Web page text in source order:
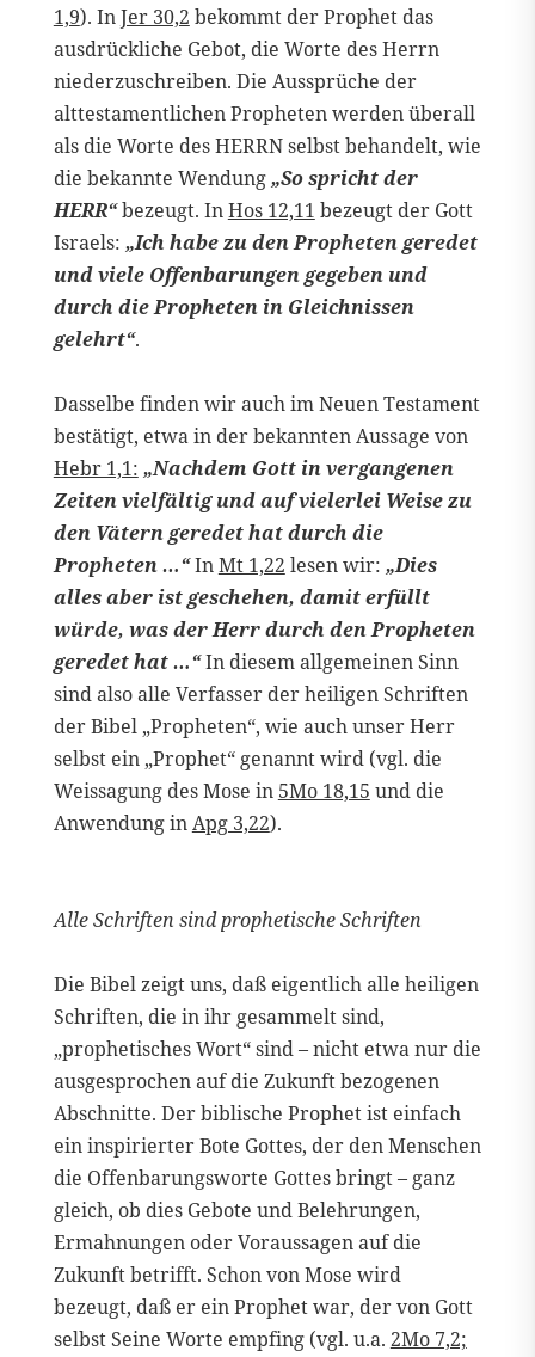
1,9). InJer 30,2 bekommt der Prophet das
ausdrückliche Gebot, die Worte des Herrn
niederzuschreiben. Die Aussprüche der
alttestamentlichen Propheten werden überall
als die Worte des HERRN selbst behandelt, wie
die bekannte Wendung„So spricht der
HERR“bezeugt. InHos 12,11 bezeugt der Gott
Israels: „Ich habe zu den Propheten geredet
und viele Offenbarungen gegeben und
durch die Propheten in Gleichnissen
gelehrt“.
Dasselbe finden wir auch im Neuen Testament
bestätigt, etwa in der bekannten Aussage von
Hebr 1,1: „Nachdem Gott in vergangenen
Zeiten vielfältig und auf vielerlei Weise zu
den Vätern geredet hat durch die
Propheten …“InMt 1,22 lesen wir: „Dies
alles aber ist geschehen, damit erfüllt
würde, was der Herr durch den Propheten
geredet hat …“In diesem allgemeinen Sinn
sind also alle Verfasser der heiligen Schriften
der Bibel „Propheten“, wie auch unser Herr
selbst ein „Prophet“ genannt wird (vgl. die
Weissagung des Mose in 5Mo 18,15 und die
Anwendung inApg 3,22).
Alle Schriften sind prophetische Schriften
Die Bibel zeigt uns, daß eigentlich alle heiligen
Schriften, die in ihr gesammelt sind,
„prophetisches Wort“ sind – nicht etwa nur die
ausgesprochen auf die Zukunft bezogenen
Abschnitte. Der biblische Prophet ist einfach
ein inspirierter Bote Gottes, der den Menschen
die Offenbarungsworte Gottes bringt – ganz
gleich, ob dies Gebote und Belehrungen,
Ermahnungen oder Voraussagen auf die
Zukunft betrifft. Schon von Mose wird
bezeugt, daß er ein Prophet war, der von Gott
selbst Seine Worte empfing (vgl. u.a. 2Mo 7,2;